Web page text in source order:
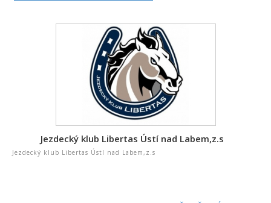
Jezdecký klub Libertas Ústí nad Labem,z.s
Jezdecký klub Libertas Ústí nad Labem,z.s